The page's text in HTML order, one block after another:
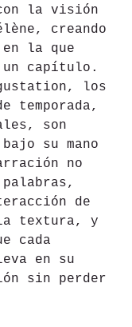
la visión
creando
la que
un capítulo.
los
temporada,
son
su mano
no
de
textura, y
cada
en su
sin perder